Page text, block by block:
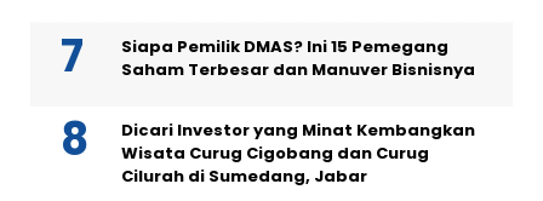
Siapa Pemilik DMAS? Ini 15 Pemegang
Saham Terbesar dan Manuver Bisnisnya
Dicari Investor yang Minat Kembangkan
Wisata Curug Cigobang dan Curug
Cilurah di Sumedang, Jabar